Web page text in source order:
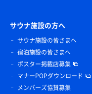
サウナ施設の方へ
サウナ施設の皆さまへ
宿泊施設の皆さまへ
ポスター掲載店募集
マナーPOPダウンロード
メンバーズ協賛募集